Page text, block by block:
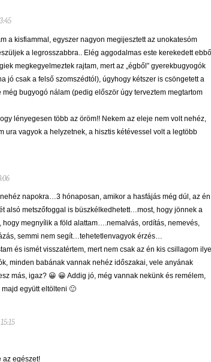
a kisfiammal, egyszer nagyon megijesztett az unokatesóm
a legrosszabbra.. Elég aggodalmas este kerekedett
megkegyelmeztek rajtam, mert az „égből” gyerekbugyogók
jó csak a felső szomszédtól), úgyhogy kétszer is csöngetett a
még bugyogó nálam (pedig először úgy terveztem megtartom
lényegesen több az öröm!! Nekem az eleje nem volt nehéz,
ura vagyok a helyzetnek, a hisztis kétévessel volt a legtöbb
nehéz napokra…3 hónaposan, amikor a hasfájás még dúl, az én
alsó metszőfoggal is büszkélkedhetett…most, hogy jönnek a
hogy megnyílik a föld alattam….nemalvás, ordítás, nemevés,
semmi nem segít…tehetetlenvagyok érzés…
és ismét visszatértem, mert nem csak az én kis csillagom
minden babának vannak nehéz időszakai, vele anyának
más, igaz? 😀 😀 Addig jó, még vannak nekünk és remélem,
együtt eltölteni 🙂
az egészet!